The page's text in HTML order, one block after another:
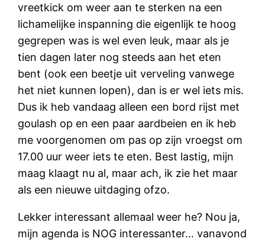
vreetkick om weer aan te sterken na een
lichamelijke inspanning die eigenlijk te hoog
gegrepen was is wel even leuk, maar als je
tien dagen later nog steeds aan het eten
bent (ook een beetje uit verveling vanwege
het niet kunnen lopen), dan is er wel iets mis.
Dus ik heb vandaag alleen een bord rijst met
goulash op en een paar aardbeien en ik heb
me voorgenomen om pas op zijn vroegst om
17.00 uur weer iets te eten. Best lastig, mijn
maag klaagt nu al, maar ach, ik zie het maar
als een nieuwe uitdaging ofzo.
Lekker interessant allemaal weer he? Nou ja,
mijn agenda is NOG interessanter… vanavond